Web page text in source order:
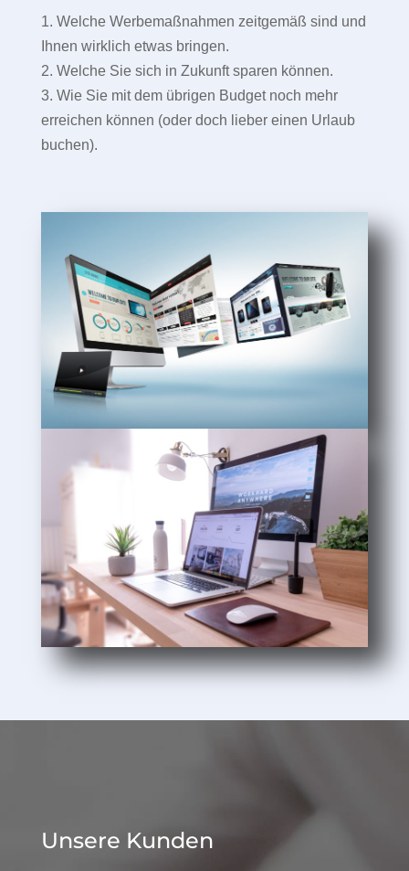
1. Welche Werbemaßnahmen zeitgemäß sind und
Ihnen wirklich etwas bringen.
2. Welche Sie sich in Zukunft sparen können.
3. Wie Sie mit dem übrigen Budget noch mehr
erreichen können (oder doch lieber einen Urlaub
buchen).
Unsere Kunden